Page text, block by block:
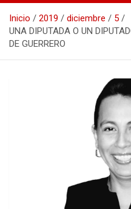
Inicio 2019 diciembre
5
UNA DIPUTADA O UN
DE GUERRERO